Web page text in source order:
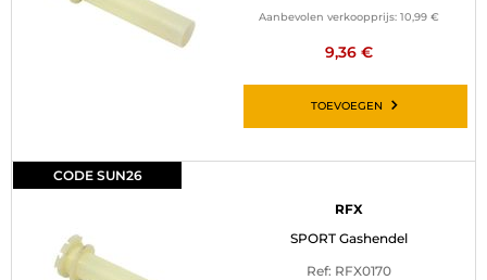
Aanbevolen verkoopprijs: 10,99 €
9,36 €
TOEVOEGEN
CODE SUN26
RFX
SPORT Gashendel
Ref: RFX0170